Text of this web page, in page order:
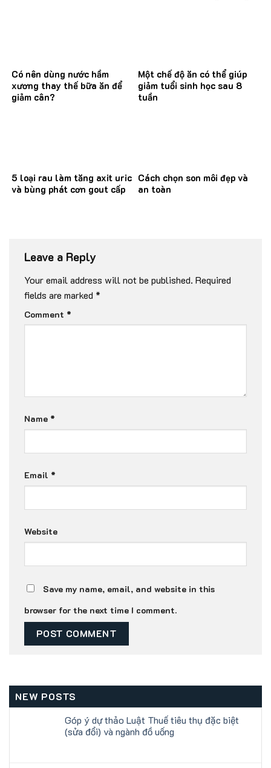
Có nên dùng nước hầm
xương thay thế bữa ăn để
giảm cân?
Một chế độ ăn có thể giúp
giảm tuổi sinh học sau 8
tuần
5 loại rau làm tăng axit uric
và bùng phát cơn gout cấp
Cách chọn son môi đẹp và
an toàn
Leave a Reply
Your email address will not be published. Required
fields are marked *
Comment *
Name *
Email *
Website
Save my name, email, and website in this
browser for the next time I comment.
NEW POSTS
Góp ý dự thảo Luật Thuế tiêu thụ đặc biệt
(sửa đổi) và ngành đồ uống